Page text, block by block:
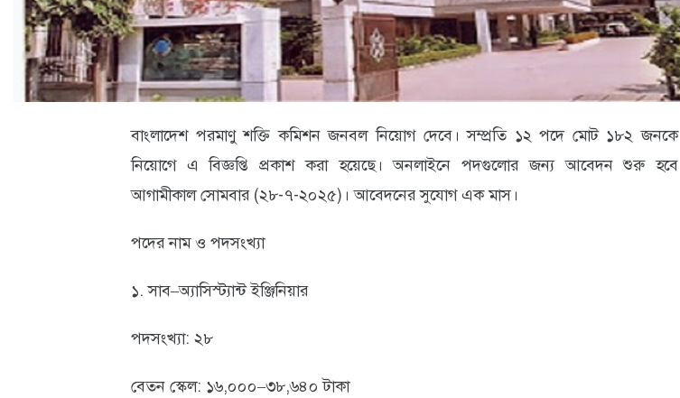
তথ্যপ্রযুক্তি
লাইফস্টাইল
বাংলাদেশ পরমাণু শক্তি কমিশন জনবল নিয়োগ দেবে। সম্প্রতি ১২ পদে মোট ১৮২ জনকে
নিয়োগে এ বিজ্ঞপ্তি প্রকাশ করা হয়েছে। অনলাইনে পদগুলোর জন্য আবেদন শুরু হবে
আগামীকাল সোমবার (২৮-৭-২০২৫)। আবেদনের সুযোগ এক মাস।
পদের নাম ও পদসংখ্যা
১. সাব–অ্যাসিস্ট্যান্ট ইঞ্জিনিয়ার
পদসংখ্যা: ২৮
বেতন স্কেল: ১৬,০০০–৩৮,৬৪০ টাকা